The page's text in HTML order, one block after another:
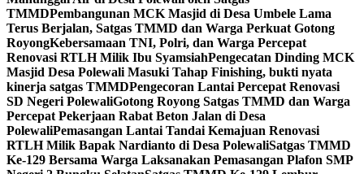
TMMDPembangunan MCK Masjid di Desa Umbele Lama
Terus Berjalan, Satgas TMMD dan Warga Perkuat Gotong
RoyongKebersamaan TNI, Polri, dan Warga Percepat
Renovasi RTLH Milik Ibu SyamsiahPengecatan Dinding MCK
Masjid Desa Polewali Masuki Tahap Finishing, bukti nyata
kinerja satgas TMMDPengecoran Lantai Percepat Renovasi
SD Negeri PolewaliGotong Royong Satgas TMMD dan Warga
Percepat Pekerjaan Rabat Beton Jalan di Desa
PolewaliPemasangan Lantai Tandai Kemajuan Renovasi
RTLH Milik Bapak Nardianto di Desa PolewaliSatgas TMMD
Ke-129 Bersama Warga Laksanakan Pemasangan Plafon SMP